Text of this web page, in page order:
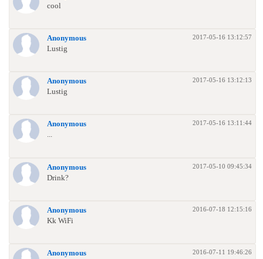
cool
2017-05-16 13:12:57
Anonymous
Lustig
2017-05-16 13:12:13
Anonymous
Lustig
2017-05-16 13:11:44
Anonymous
...
2017-05-10 09:45:34
Anonymous
Drink?
2016-07-18 12:15:16
Anonymous
Kk WiFi
2016-07-11 19:46:26
Anonymous